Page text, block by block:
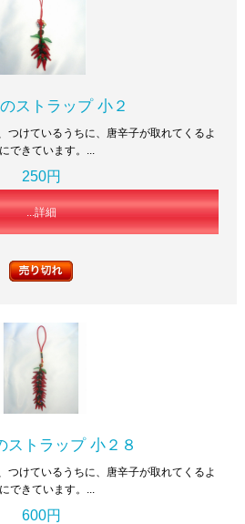
ストラップ 小２
つけているうちに、唐辛子が取れてくるよ
できています。...
250円
...詳細
ストラップ 小２８
つけているうちに、唐辛子が取れてくるよ
できています。...
600円